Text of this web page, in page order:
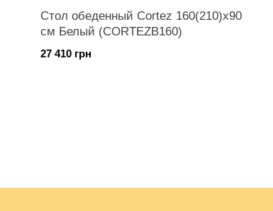
Стол обеденный Cortez 160(210)x90
см Белый (CORTEZB160)
27 410 грн